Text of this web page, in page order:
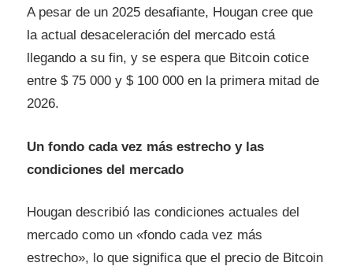
A pesar de un 2025 desafiante, Hougan cree que
la actual desaceleración del mercado está
llegando a su fin, y se espera que Bitcoin cotice
entre $ 75 000 y $ 100 000 en la primera mitad de
2026.
Un fondo cada vez más estrecho y las
condiciones del mercado
Hougan describió las condiciones actuales del
mercado como un «fondo cada vez más
estrecho», lo que significa que el precio de Bitcoin